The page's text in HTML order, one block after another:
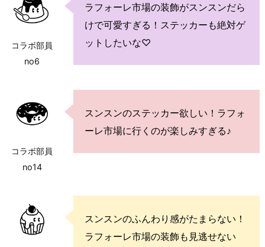
コラボ部員
no6
ラフォーレ市場の装飾がスンスンだら
けで可愛すぎる！ステッカーも絶対ゲ
ットしたいな♡
コラボ部員
no14
スンスンのステッカー欲しい！ラフォ
ーレ市場に行くのが楽しみすぎる♪
スンスンのふんわり感がたまらない！
ラフォーレ市場の装飾も見逃せない